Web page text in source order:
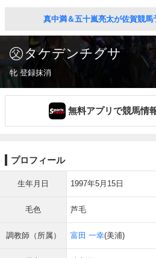
真中満＆五十嵐亮太が佐賀競馬
タケデンチグサ
牝 登録抹消
無料アプリで競馬情
プロフィール
生年月日 1997年5月15日
毛色 芦毛
調教師（所属） 富田 一幸(美浦)